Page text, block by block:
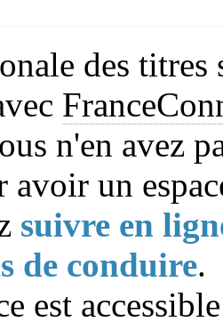
des
n'en avez
avoir un
suivre en
de conduire.
est